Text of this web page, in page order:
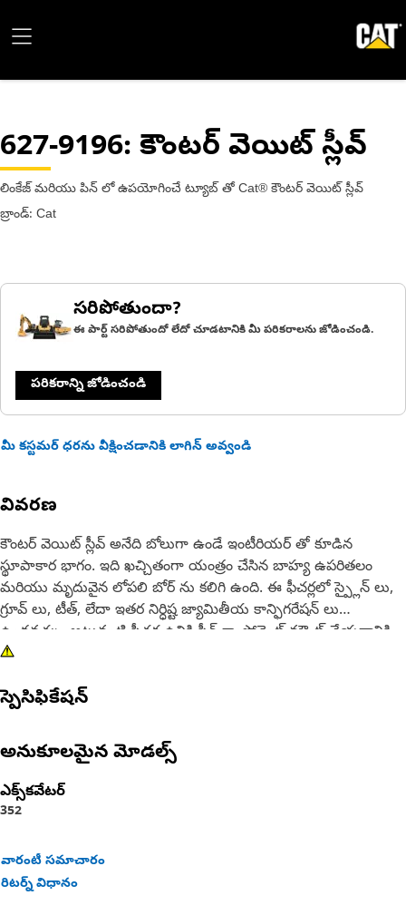
627-9196: కౌంటర్ వెయిట్ స్లీవ్
లింకేజ్ మరియు పిన్ లో ఉపయోగించే ట్యూబ్ తో Cat® కౌంటర్ వెయిట్ స్లీవ్
బ్రాండ్: Cat
సరిపోతుందా?
ఈ పార్ట్ సరిపోతుందో లేదో చూడటానికి మీ పరికరాలను జోడించండి.
పరికరాన్ని జోడించండి
మీ కస్టమర్ ధరను వీక్షించడానికి లాగిన్ అవ్వండి
వివరణ
కౌంటర్ వెయిట్ స్లీవ్ అనేది బోలుగా ఉండే ఇంటీరియర్ తో కూడిన
స్థూపాకార భాగం. ఇది ఖచ్చితంగా యంత్రం చేసిన బాహ్య ఉపరితలం
మరియు మృదువైన లోపలి బోర్ ను కలిగి ఉంది. ఈ ఫీచర్లలో స్ప్లైన్ లు,
గ్రూవ్ లు, టీత్, లేదా ఇతర నిర్ధిష్ట జ్యామితీయ కాన్ఫిగరేషన్ లు
ఉండవచ్చు. అటువంటి ఫీచర్ల ఉనికి స్లీవ్ కాంపోనెంట్ మౌంట్ చేయడానికి
ఫాస్టెనర్ లతో ఇంటరాక్ట్ కావడానికి అనుమతిస్తుంది. అసెంబ్లీ లూబ్రికేషన్
సరైన ఫిట్ మరియు స్మూత్ ఆపరేషన్ ఉండేలా చూసుకోండి
అధిక హార్డ్ నెస్ మరియు వేర్ రెసిస్టెన్స్ ని అందిస్తుంది
ఖచ్చితమైన స్పెసిఫికేషన్ లకు తయారు చేయబడింది మరియు మన్నిక
మరియు విశ్వసనీయత కోసం నిర్మించబడింది
అప్లికేషన్‌లు:
కౌంటర్ వెయిట్ స్లీవ్ లింకేజీ పిన్ లో ఉపయోగించబడుతుంది మరియు
లింకేజీ పిన్ కు మద్దతు ను అందించడానికి మరియు సమర్థవంతమైన
స్పెసిఫికేషన్
అనుకూలమైన మోడల్స్
ఎక్స్‌కవేటర్
352
వారంటీ సమాచారం
రిటర్న్ విధానం